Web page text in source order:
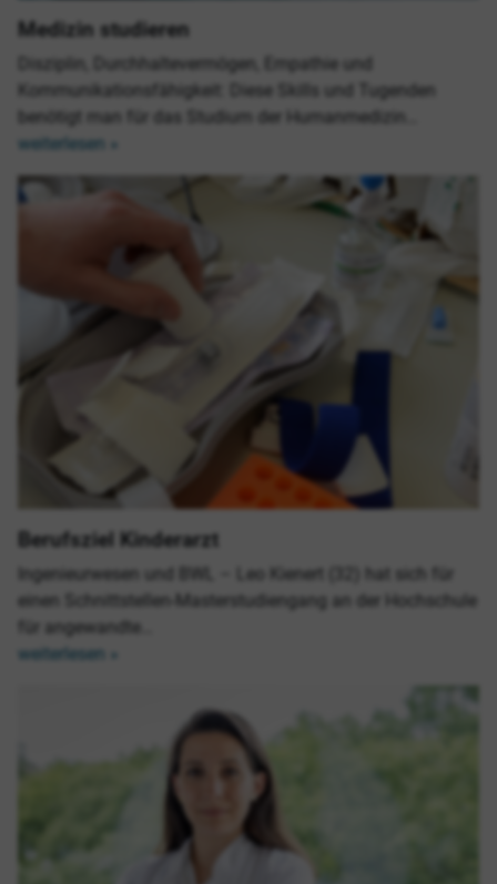
Medizin studieren
Disziplin, Durchhaltevermögen, Empathie und
Kommunikationsfähigkeit: Diese Skills und Tugenden
benötigt man für das Studium der Humanmedizin…
weiterlesen »
Berufsziel Kinderarzt
Ingenieurwesen und BWL – Leo Kienert (32) hat sich für
einen Schnittstellen-Masterstudiengang an der Hochschule
für angewandte…
weiterlesen »